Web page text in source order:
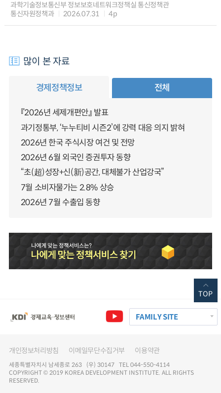
과학기술정보통신부 정보보호네트워크정책실 통신정책관
통신자원정책과
2026.07.31 4p
많이 본 자료
경제정책정보 전체
『2026년 세제개편안』 발표
과기정통부, ‘누누티비 시즌2’에 강력 대응 의지 밝혀
2026년 한국 주식시장 여건 및 전망
2026년 6월 외국인 증권투자 동향
“초(超)성장+신(新)공간, 대체불가 산업강국”
7월 소비자물가는 2.8% 상승
2026년 7월 수출입 동향
FAMILY SITE
개인정보처리방침 이메일무단수집거부 이용약관
세종특별자치시 남세종로 263 (우) 30147 TEL 044-550-4114
COPYRIGHT © 2019 KOREA DEVELOPMENT INSTITUTE. ALL RIGHTS
RESERVED.
TOP